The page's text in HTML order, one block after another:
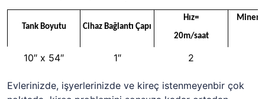
Tank Boyutu Cihaz Bağlantı Çapı
Hız=
20m/saat
10″ x 54″ 1″ 2
Evlerinizde, işyerlerinizde ve kireç istenmeyenbir çok